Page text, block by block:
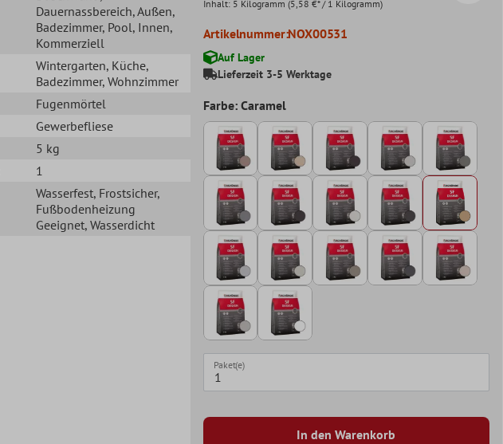
Dauernassbereich, Außen,
Badezimmer, Pool, Innen,
Kommerziell
Wintergarten, Küche,
Badezimmer, Wohnzimmer
Fugenmörtel
Gewerbefliese
5 kg
1
Wasserfest, Frostsicher,
Fußbodenheizung
Geeignet, Wasserdicht
Inhalt: 5 Kilogramm (5,58 €* / 1 Kilogramm)
Artikelnummer:NOX00531
Auf Lager
Lieferzeit 3-5 Werktage
Farbe: Caramel
Paket(e)
In den Warenkorb